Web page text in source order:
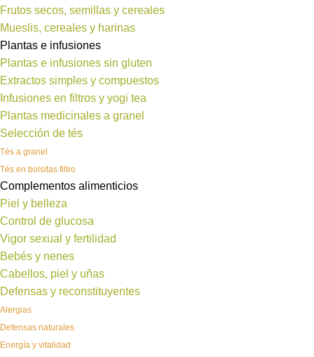
Frutos secos, semillas y cereales
Mueslis, cereales y harinas
Plantas e infusiones
Plantas e infusiones sin gluten
Extractos simples y compuestos
Infusiones en filtros y yogi tea
Plantas medicinales a granel
Selección de tés
Tés a granel
Tés en bolsitas filtro
Complementos alimenticios
Piel y belleza
Control de glucosa
Vigor sexual y fertilidad
Bebés y nenes
Cabellos, piel y uñas
Defensas y reconstituyentes
Alergias
Defensas naturales
Energía y vitalidad